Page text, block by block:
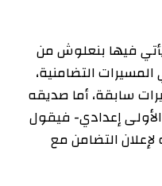
فيها بنعلوش من
التضامنية،
سابقة، أما صديقه
إعدادي- فيقول
التضامن مع